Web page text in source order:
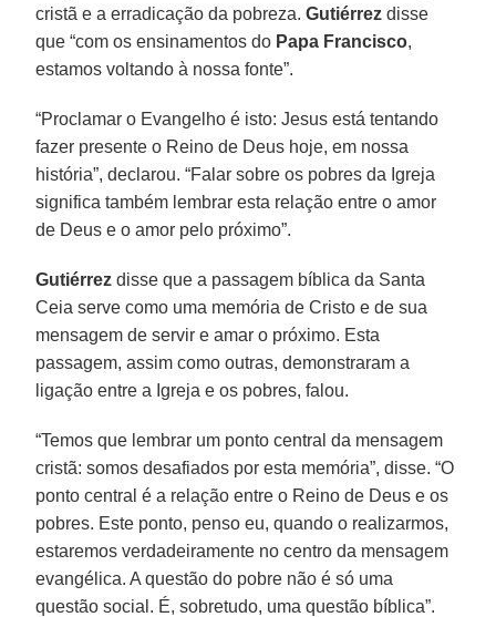
cristã e a erradicação da pobreza.Gutiérrez disse
que “com os ensinamentos do Papa Francisco,
estamos voltando à nossa fonte”.
“Proclamar o Evangelho é isto: Jesus está tentando
fazer presente o Reino de Deus hoje, em nossa
história”, declarou. “Falar sobre os pobres da Igreja
significa também lembrar esta relação entre o amor
de Deus e o amor pelo próximo”.
Gutiérrez disse que a passagem bíblica da Santa
Ceia serve como uma memória de Cristo e de sua
mensagem de servir e amar o próximo. Esta
passagem, assim como outras, demonstraram a
ligação entre a Igreja e os pobres, falou.
“Temos que lembrar um ponto central da mensagem
cristã: somos desafiados por esta memória”, disse. “O
ponto central é a relação entre o Reino de Deus e os
pobres. Este ponto, penso eu, quando o realizarmos,
estaremos verdadeiramente no centro da mensagem
evangélica. A questão do pobre não é só uma
questão social. É, sobretudo, uma questão bíblica”.